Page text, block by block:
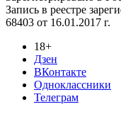
Запись в реестре
68403 от 16.01.2017 г.
18+
Дзен
ВКонтакте
Одноклассники
Телеграм